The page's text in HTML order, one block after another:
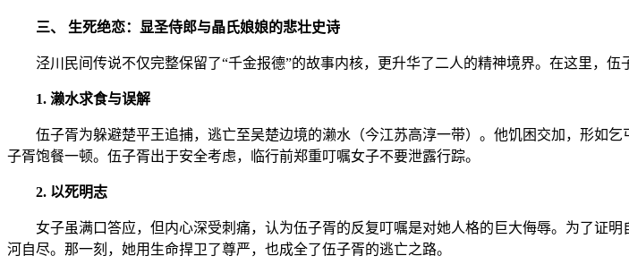
三、 生死绝恋：显圣侍郎与晶氏娘娘的悲壮史诗
泾川民间传说不仅完整保留了“千金报德”的故事内核，更升华了二人的精神境界。在这里，伍
1. 濑水求食与误解
伍子胥为躲避楚平王追捕，逃亡至吴楚边境的濑水（今江苏高淳一带）。他饥困交加，形如
子胥饱餐一顿。伍子胥出于安全考虑，临行前郑重叮嘱女子不要泄露行踪。
2. 以死明志
女子虽满口答应，但内心深受刺痛，认为伍子胥的反复叮嘱是对她人格的巨大侮辱。为了证
河自尽。那一刻，她用生命捍卫了尊严，也成全了伍子胥的逃亡之路。